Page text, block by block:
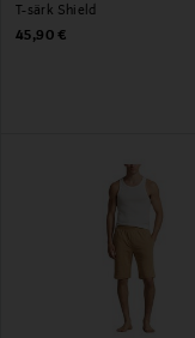
T-särk Shield
Original Price
45,90 €